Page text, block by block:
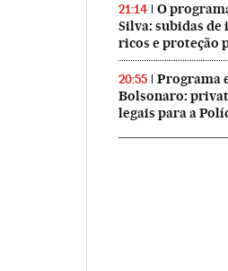
21:14
O
Silva: subidas de
ricos e proteção
20:55
Programa
Bolsonaro:
legais para a